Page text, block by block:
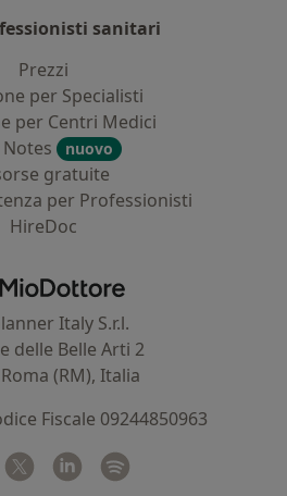
sanitari
Prezzi
per Specialisti
per Centri Medici
nuovo
gratuite
per Professionisti
HireDoc
MioDottore - Homepage
Italy S.r.l.
delle Belle Arti 2
(RM), Italia
Fiscale 09244850963
Facebook
si apre in una nuova scheda
Twitter
si apre in una nuova scheda
Linkedin
si apre in una nuova